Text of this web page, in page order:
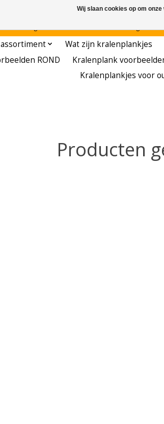
Wat zijn kralenplankjes
ROND
Kralenplank
Kralenplankjes voor
Producten
Wij slaan cookies op om